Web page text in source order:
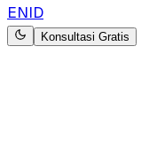
ENID
Konsultasi Gratis